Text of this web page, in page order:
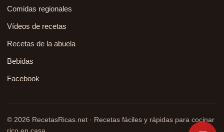
Comidas regionales
Vídeos de recetas
Recetas de la abuela
Bebidas
Facebook
© 2026 RecetasRicas.net · Recetas fáciles y rápidas para cocinar
rico en casa.